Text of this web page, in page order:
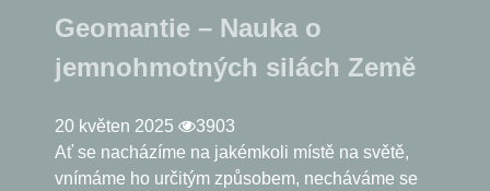
Geomantie – Nauka o
jemnohmotných silách Země
20 květen 2025
3903
Ať se nacházíme na jakémkoli místě na světě,
vnímáme ho určitým způsobem, necháváme se